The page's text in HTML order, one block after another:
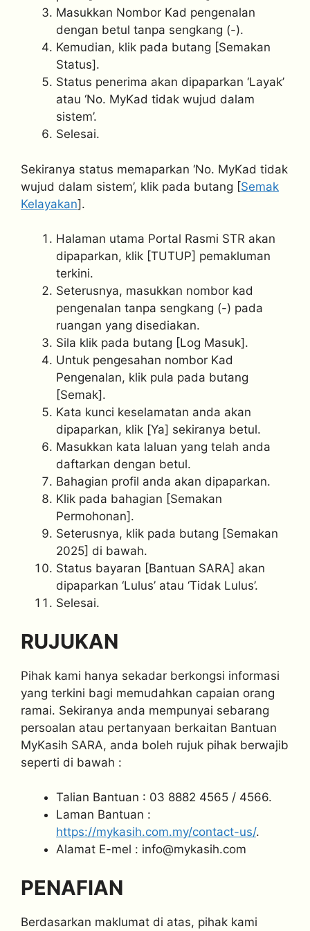
Masukkan Nombor Kad pengenalan
dengan betul tanpa sengkang (-).
Kemudian, klik pada butang [Semakan
Status].
Status penerima akan dipaparkan ‘Layak’
atau ‘No. MyKad tidak wujud dalam
sistem’.
Selesai.
Sekiranya status memaparkan ‘No. MyKad tidak
wujud dalam sistem’, klik pada butang [Semak
Kelayakan].
Halaman utama Portal Rasmi STR akan
dipaparkan, klik [TUTUP] pemakluman
terkini.
Seterusnya, masukkan nombor kad
pengenalan tanpa sengkang (-) pada
ruangan yang disediakan.
Sila klik pada butang [Log Masuk].
Untuk pengesahan nombor Kad
Pengenalan, klik pula pada butang
[Semak].
Kata kunci keselamatan anda akan
dipaparkan, klik [Ya] sekiranya betul.
Masukkan kata laluan yang telah anda
daftarkan dengan betul.
Bahagian profil anda akan dipaparkan.
Klik pada bahagian [Semakan
Permohonan].
Seterusnya, klik pada butang [Semakan
2025] di bawah.
Status bayaran [Bantuan SARA] akan
dipaparkan ‘Lulus’ atau ‘Tidak Lulus’.
Selesai.
RUJUKAN
Pihak kami hanya sekadar berkongsi informasi
yang terkini bagi memudahkan capaian orang
ramai. Sekiranya anda mempunyai sebarang
persoalan atau pertanyaan berkaitan Bantuan
MyKasih SARA, anda boleh rujuk pihak berwajib
seperti di bawah :
Talian Bantuan : 03 8882 4565 / 4566.
Laman Bantuan :
https://mykasih.com.my/contact-us/.
Alamat E-mel : info@mykasih.com
PENAFIAN
Berdasarkan maklumat di atas, pihak kami